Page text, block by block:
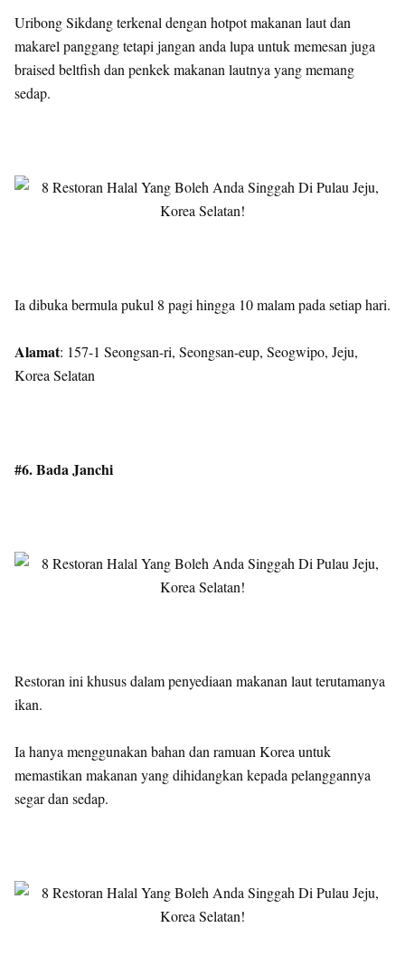
Uribong Sikdang terkenal dengan hotpot makanan laut dan
makarel panggang tetapi jangan anda lupa untuk memesan juga
braised beltfish dan penkek makanan lautnya yang memang
sedap.
Ia dibuka bermula pukul 8 pagi hingga 10 malam pada setiap hari.
Alamat: 157-1 Seongsan-ri, Seongsan-eup, Seogwipo, Jeju,
Korea Selatan
#6. Bada Janchi
Restoran ini khusus dalam penyediaan makanan laut terutamanya
ikan.
Ia hanya menggunakan bahan dan ramuan Korea untuk
memastikan makanan yang dihidangkan kepada pelanggannya
segar dan sedap.